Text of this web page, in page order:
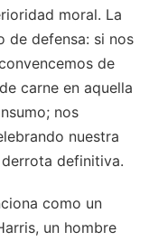
moral. La
de defensa: si nos
de
carne en aquella
nos
nuestra
definitiva.
como un
un hombre